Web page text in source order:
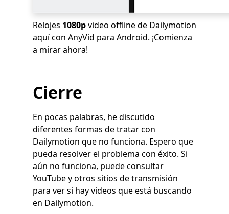
Relojes 1080pvideo offline de Dailymotion
aquí con AnyVid para Android. ¡Comienza
a mirar ahora!
Cierre
En pocas palabras, he discutido
diferentes formas de tratar con
Dailymotion que no funciona. Espero que
pueda resolver el problema con éxito. Si
aún no funciona, puede consultar
YouTube y otros sitios de transmisión
para ver si hay videos que está buscando
en Dailymotion.